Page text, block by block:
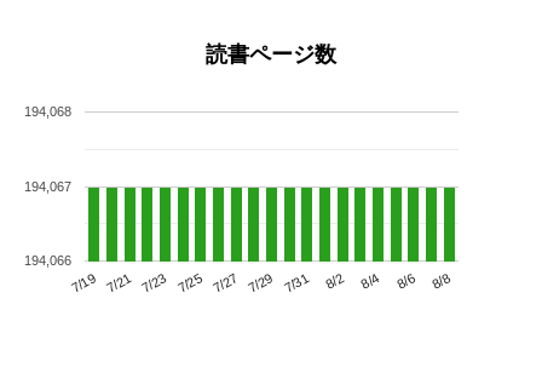
読書ページ数
7/19 7/21 7/23 7/25 7/27 7/29 7/31 8/2 8/4 8/6 8/8
194,066
194,067
194,068